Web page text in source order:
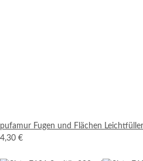
pufamur Fugen und Flächen
4,30 €